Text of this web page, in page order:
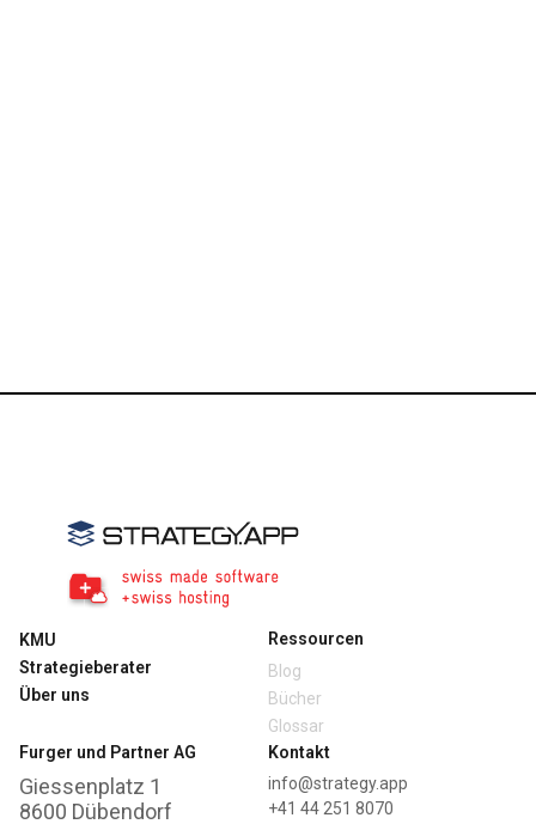
KMU
Strategieberater
Über uns
Ressourcen
Blog
Bücher
Glossar
Furger und Partner AG
Giessenplatz 1
8600 Dübendorf
Kontakt
info@strategy.app
+41 44 251 8070